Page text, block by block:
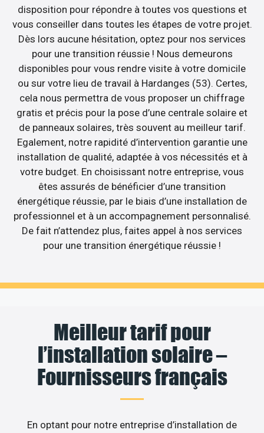
disposition pour répondre à toutes vos questions et
vous conseiller dans toutes les étapes de votre projet.
Dès lors aucune hésitation, optez pour nos services
pour une transition réussie ! Nous demeurons
disponibles pour vous rendre visite à votre domicile
ou sur votre lieu de travail à Hardanges (53). Certes,
cela nous permettra de vous proposer un chiffrage
gratis et précis pour la pose d’une centrale solaire et
de panneaux solaires, très souvent au meilleur tarif.
Egalement, notre rapidité d’intervention garantie une
installation de qualité, adaptée à vos nécessités et à
votre budget. En choisissant notre entreprise, vous
êtes assurés de bénéficier d’une transition
énergétique réussie, par le biais d’une installation de
professionnel et à un accompagnement personnalisé.
De fait n’attendez plus, faites appel à nos services
pour une transition énergétique réussie !
Meilleur tarif pour
l’installation solaire –
Fournisseurs français
En optant pour notre entreprise d’installation de